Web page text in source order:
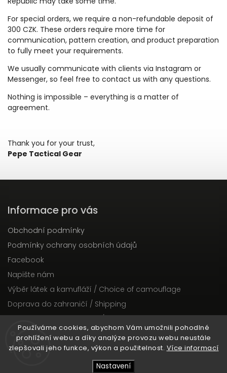
Používáme cookies, abychom Vám umožnili pohodlné
prohlížení webu a díky analýze provozu webu neustále
zlepšovali jeho funkce, výkon a použitelnost. Více informací
Nastavení
For special orders, we require a non-refundable deposit of
300 CZK. These orders require more time for
communication, pattern creation, and product preparation
to fully meet your requirements.
We usually communicate with clients via Instagram or
Messenger, so feel free to contact us with any questions.
Nothing is impossible – everything is a matter of
agreement.
Thank you for your trust,
Pepe Tactical Gear
Informace pro vás
Obchodní podmínky
Podmínky ochrany osobních údajů
Facebook
Napište nám
Výběr látek a kamufláží / Choice of camouflage
Doprava do zahraničí / Shipping
Dodací lhůty objednávek / Delivery times of orders
Copyright 2026PepeTacticalGear. Všechna práva
vyhrazena.